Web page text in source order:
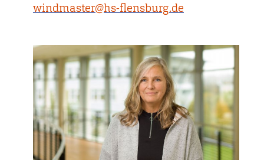
windmaster@hs-flensburg.de